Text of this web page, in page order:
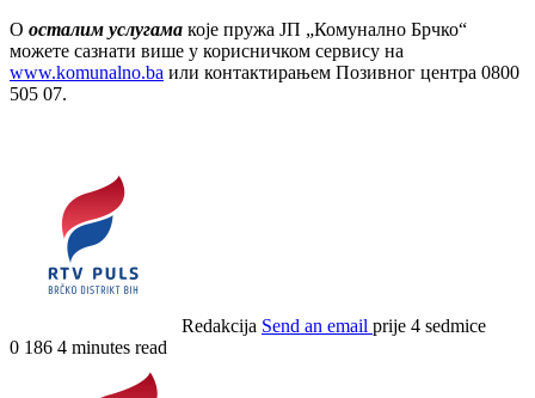
О осталим услугама које пружа ЈП „Комунално Брчко“
можете сазнати више у корисничком сервису на
www.komunalno.ba или контактирањем Позивног центра 0800
505 07.
Redakcija Send an email prije 4 sedmice
0 186 4 minutes read